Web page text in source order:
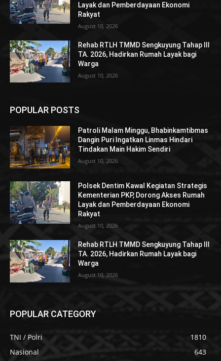
Layak dan Pemberdayaan Ekonomi
Rakyat
August 10, 2026
Rehab RTLH TMMD Sengkuyung Tahap III
TA. 2026, Hadirkan Rumah Layak bagi
Warga
August 10, 2026
POPULAR POSTS
Patroli Malam Minggu, Bhabinkamtibmas
Dangin Puri Ingatkan Linmas Hindari
Tindakan Main Hakim Sendiri
August 10, 2026
Polsek Dentim Kawal Kegiatan Strategis
Kementerian PKP, Dorong Akses Rumah
Layak dan Pemberdayaan Ekonomi
Rakyat
August 10, 2026
Rehab RTLH TMMD Sengkuyung Tahap III
TA. 2026, Hadirkan Rumah Layak bagi
Warga
August 10, 2026
POPULAR CATEGORY
TNI / Polri
1810
Nasional
643